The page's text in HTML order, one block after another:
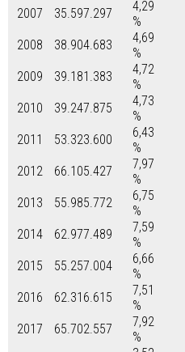
2007
35.597.297
4,29
%
2008
38.904.683
4,69
%
2009
39.181.383
4,72
%
2010
39.247.875
4,73
%
2011
53.323.600
6,43
%
2012
66.105.427
7,97
%
2013
55.985.772
6,75
%
2014
62.977.489
7,59
%
2015
55.257.004
6,66
%
2016
62.316.615
7,51
%
2017
65.702.557
7,92
%